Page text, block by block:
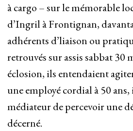
à cargo – sur le mémorable
d’Ingril à Frontignan,
adhérents d’liaison ou
retrouvés sur assis sabbat 30
éclosion, ils entendaient
une employé cordial à 50 ans,
médiateur de percevoir une
décerné.